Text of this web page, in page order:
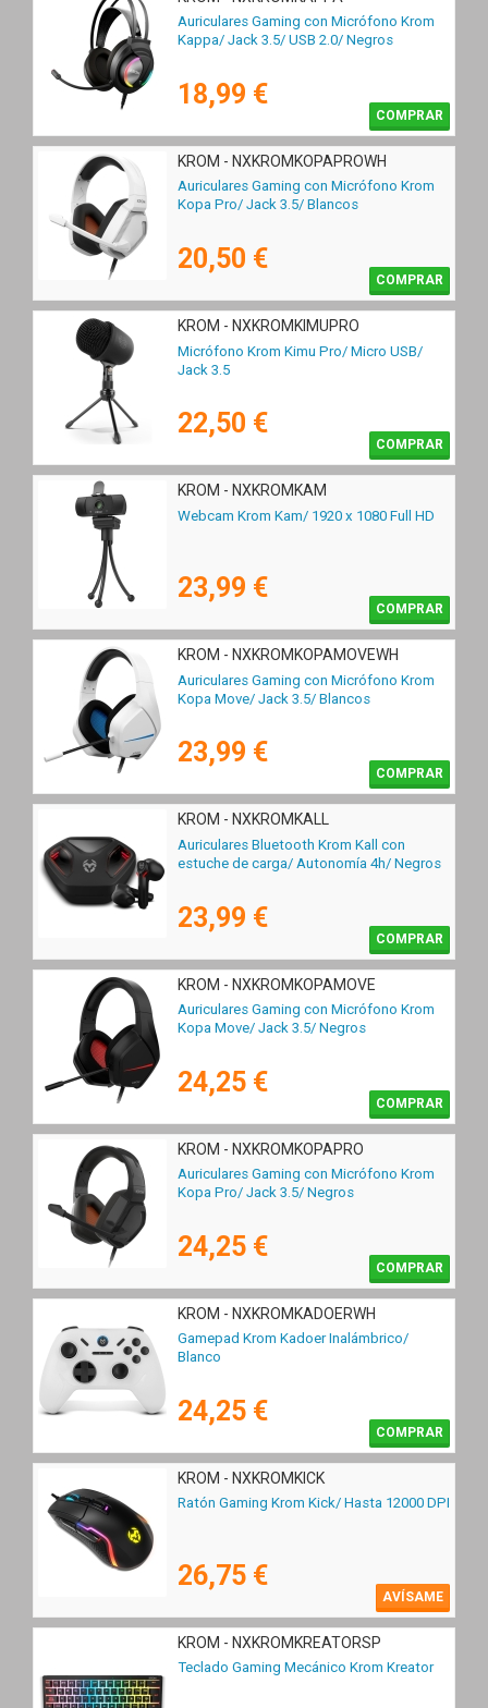
Auriculares Gaming con Micrófono Krom
Kappa/ Jack 3.5/ USB 2.0/ Negros
18,99 €
COMPRAR
KROM - NXKROMKOPAPROWH
Auriculares Gaming con Micrófono Krom
Kopa Pro/ Jack 3.5/ Blancos
20,50 €
COMPRAR
KROM - NXKROMKIMUPRO
Micrófono Krom Kimu Pro/ Micro USB/
Jack 3.5
22,50 €
COMPRAR
KROM - NXKROMKAM
Webcam Krom Kam/ 1920 x 1080 Full HD
23,99 €
COMPRAR
KROM - NXKROMKOPAMOVEWH
Auriculares Gaming con Micrófono Krom
Kopa Move/ Jack 3.5/ Blancos
23,99 €
COMPRAR
KROM - NXKROMKALL
Auriculares Bluetooth Krom Kall con
estuche de carga/ Autonomía 4h/ Negros
23,99 €
COMPRAR
KROM - NXKROMKOPAMOVE
Auriculares Gaming con Micrófono Krom
Kopa Move/ Jack 3.5/ Negros
24,25 €
COMPRAR
KROM - NXKROMKOPAPRO
Auriculares Gaming con Micrófono Krom
Kopa Pro/ Jack 3.5/ Negros
24,25 €
COMPRAR
KROM - NXKROMKADOERWH
Gamepad Krom Kadoer Inalámbrico/
Blanco
24,25 €
COMPRAR
KROM - NXKROMKICK
Ratón Gaming Krom Kick/ Hasta 12000 DPI
26,75 €
AVÍSAME
KROM - NXKROMKREATORSP
Teclado Gaming Mecánico Krom Kreator